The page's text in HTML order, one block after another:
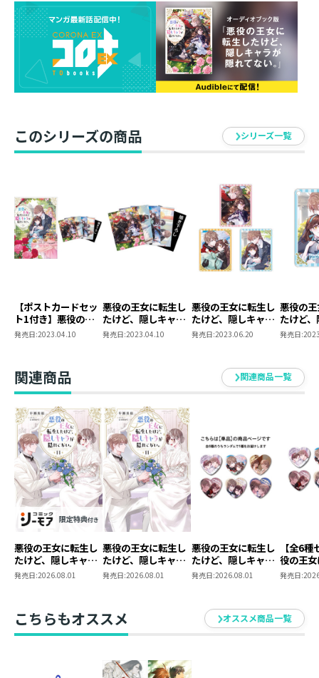
仕様： 2枚1セット
素材： PP
サイズ： A4サイズ（220mm×310mm）
イラスト： comet
発売元：TOブックス
このシリーズの商品 シリーズ一覧
【ポストカードセッ
ト1付き】悪役の王
女に転生したけど、
隠しキャラが隠れて
発売日:2023.04.10
悪役の王女に転生し
たけど、隠しキャラ
が隠れてない。 ポス
トカードセット1
発売日:2023.04.10
悪役の王女に転生し
たけど、隠しキャラ
が隠れてない。アク
リルキーホルダー
発売日:2023.06.20
悪役の
たけど
が隠れ
リルキ
ト）
発売日:
関連商品 関連商品一覧
悪役の王女に転生し
たけど、隠しキャラ
が隠れてない。
発売日:2026.08.01
悪役の王女に転生し
たけど、隠しキャラ
が隠れてない。11
発売日:2026.08.01
悪役の王女に転生し
たけど、隠しキャラ
が隠れてない。 ラ
発売日:2026.08.01
【全6
役の王
けど、
ジ コン
ット
発売日:
こちらもオススメ オススメ商品一覧